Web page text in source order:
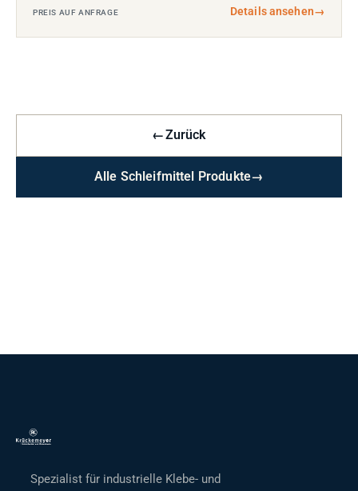
PREIS AUF ANFRAGE Details ansehen→
←Zurück
Alle Schleifmittel Produkte→
Spezialist für industrielle Klebe- und